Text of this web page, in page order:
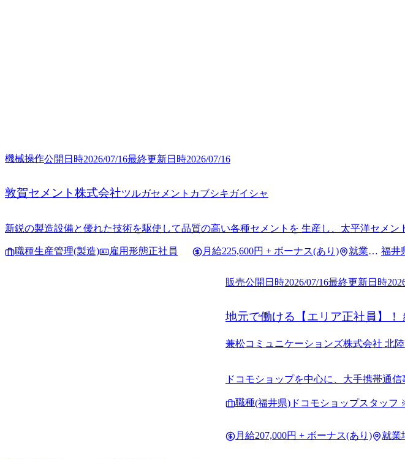
機械操作公開日時2026/07/16最終更新日時2026/07/16
敦賀セメント株式会社ツルガセメントカブシキガイシャ
新鋭の製造設備と優れた技術を駆使して品質の高い各種セメントを 生産し、太平洋セメ
職種生産管理(製造) 雇用形態正社員 月給225,600円 + ボーナス(あり)
就業場 福井
販売公開日時2026/07/16最終更新日時
地元で働ける【エリア正社員】
兼松コミュニケーションズ株式会社 北
ドコモショップを中心に、大手携帯通信
職種(福井県)ドコモショップスタッフ
月給207,000円 + ボーナス(あり) 就業